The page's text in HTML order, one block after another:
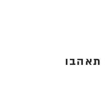
תאהבו